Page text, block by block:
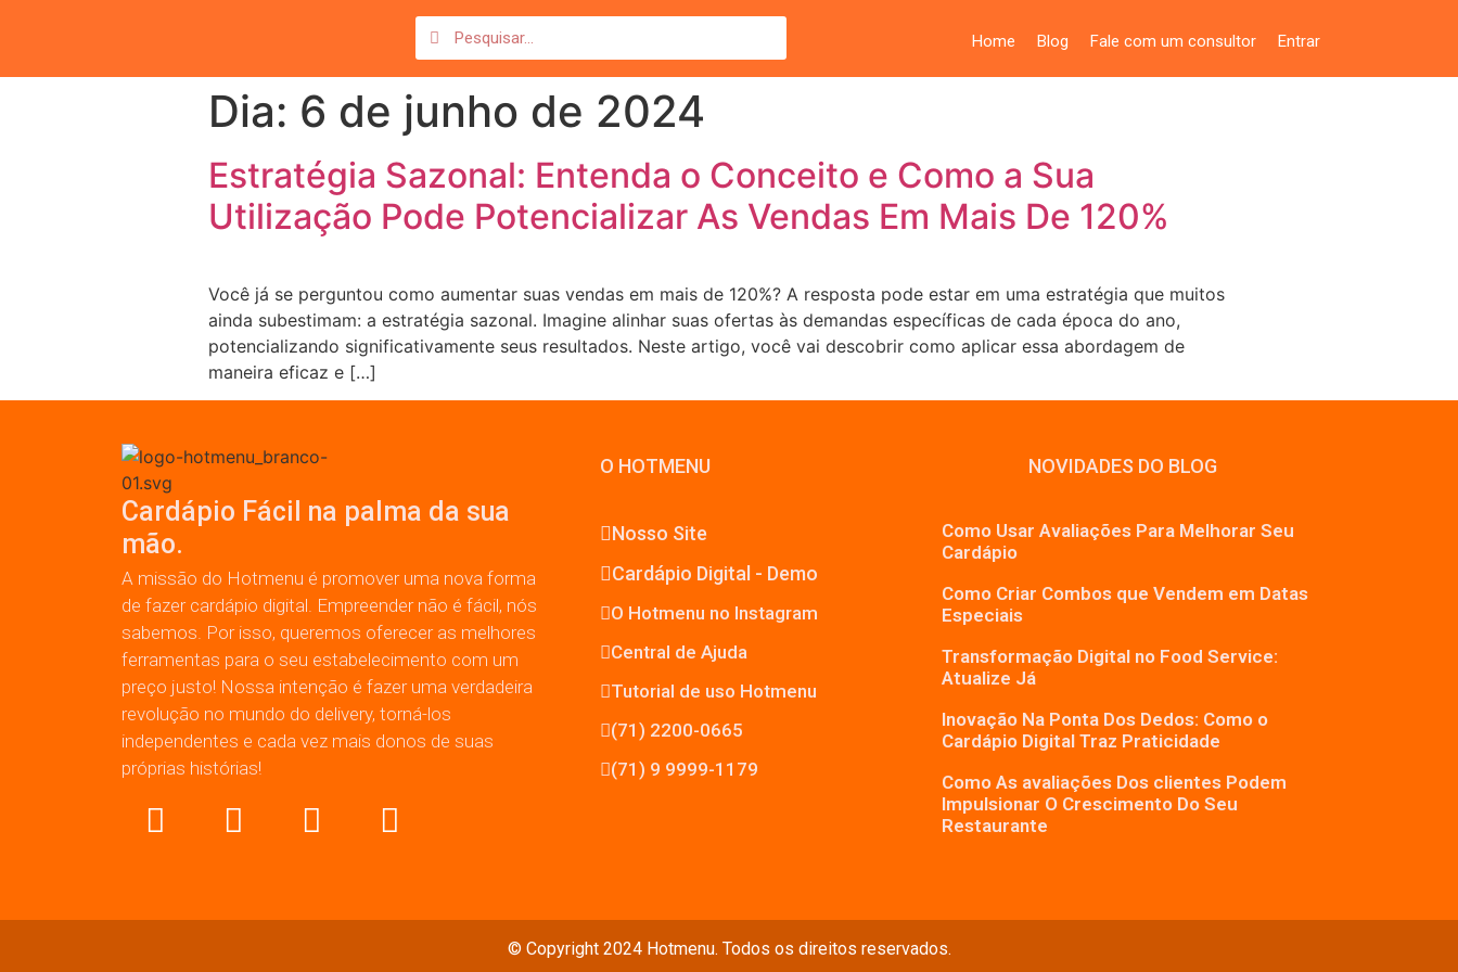
Home Blog Fale com um consultor Entrar
Dia: 6 de junho de 2024
Estratégia Sazonal: Entenda o Conceito e Como a Sua
Utilização Pode Potencializar As Vendas Em Mais De 120%
Você já se perguntou como aumentar suas vendas em mais de 120%? A resposta pode estar em uma estratégia que muitos
ainda subestimam: a estratégia sazonal. Imagine alinhar suas ofertas às demandas específicas de cada época do ano,
potencializando significativamente seus resultados. Neste artigo, você vai descobrir como aplicar essa abordagem de
maneira eficaz e […]
Cardápio Fácil na palma da sua
mão.
A missão do Hotmenu é promover uma nova forma
de fazer cardápio digital. Empreender não é fácil, nós
sabemos. Por isso, queremos oferecer as melhores
ferramentas para o seu estabelecimento com um
preço justo! Nossa intenção é fazer uma verdadeira
revolução no mundo do delivery, torná-los
independentes e cada vez mais donos de suas
próprias histórias!
O HOTMENU
Nosso Site
Cardápio Digital - Demo
O Hotmenu no Instagram
Central de Ajuda
Tutorial de uso Hotmenu
(71) 2200-0665
(71) 9 9999-1179
NOVIDADES DO BLOG
Como Usar Avaliações Para Melhorar Seu
Cardápio
Como Criar Combos que Vendem em Datas
Especiais
Transformação Digital no Food Service:
Atualize Já
Inovação Na Ponta Dos Dedos: Como o
Cardápio Digital Traz Praticidade
Como As avaliações Dos clientes Podem
Impulsionar O Crescimento Do Seu
Restaurante
© Copyright 2024 Hotmenu. Todos os direitos reservados.